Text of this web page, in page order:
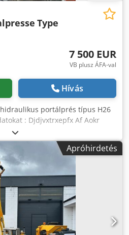
Type
7 500 EUR
VB plusz ÁFA-val
Hívás
portálprés típus H26
: Djdjvxtrxepfx Af Aokr
tonna) fő motor 55 kW
Rexroth hidraulika rendszer
mm
Apróhirdetés